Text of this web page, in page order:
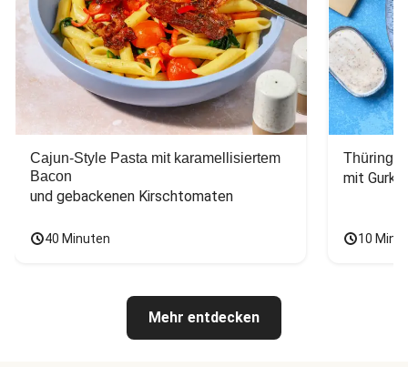
Cajun-Style Pasta mit karamellisiertem
Bacon
und gebackenen Kirschtomaten
40 Minuten
mit
10
Mehr entdecken